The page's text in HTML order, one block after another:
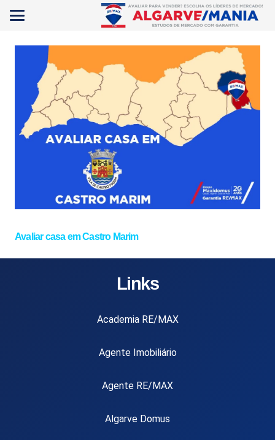
Avaliar casa em Castro Marim
Links
Academia RE/MAX
Agente Imobiliário
Agente RE/MAX
Algarve Domus